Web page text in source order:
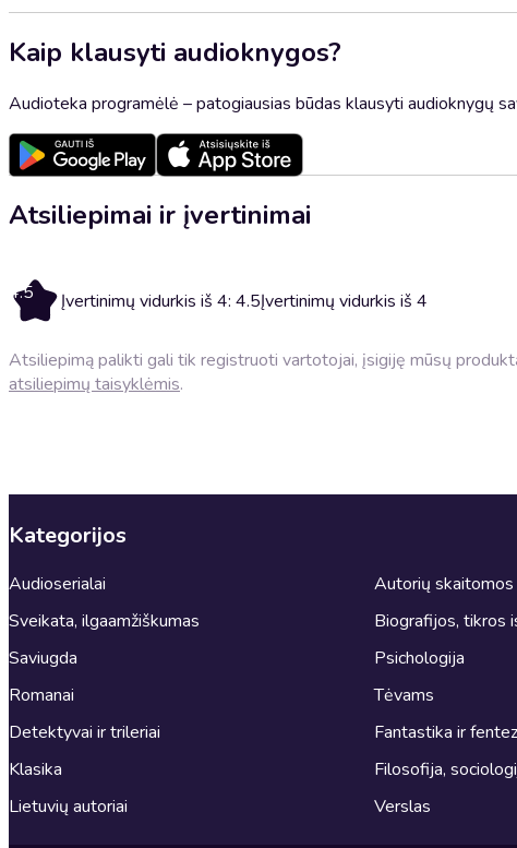
Kaip klausyti audioknygos?
Audioteka programėlė – patogiausias būdas klausyti audioknygų
Atsiliepimai ir įvertinimai
4.5 Įvertinimų vidurkis iš 4: 4.5Įvertinimų vidurkis iš 4
Atsiliepimą palikti gali tik registruoti vartotojai, įsigiję mūsų
atsiliepimų taisyklėmis.
Kategorijos
Audioserialai
Sveikata, ilgaamžiškumas
Saviugda
Romanai
Detektyvai ir trileriai
Klasika
Lietuvių autoriai
Autorių skaitomos
Biografijos, tikros
Psichologija
Tėvams
Fantastika ir
Filosofija,
Verslas